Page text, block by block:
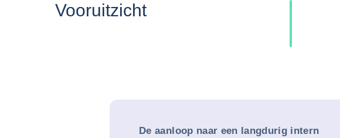
Vooruitzicht
De aanloop naar een langdurig intern